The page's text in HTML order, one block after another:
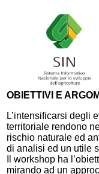
OBIETTIVI E
L’intensificarsi degli
territoriale rendono
rischio naturale ed
di analisi ed un utile
Il workshop ha
mirando ad un